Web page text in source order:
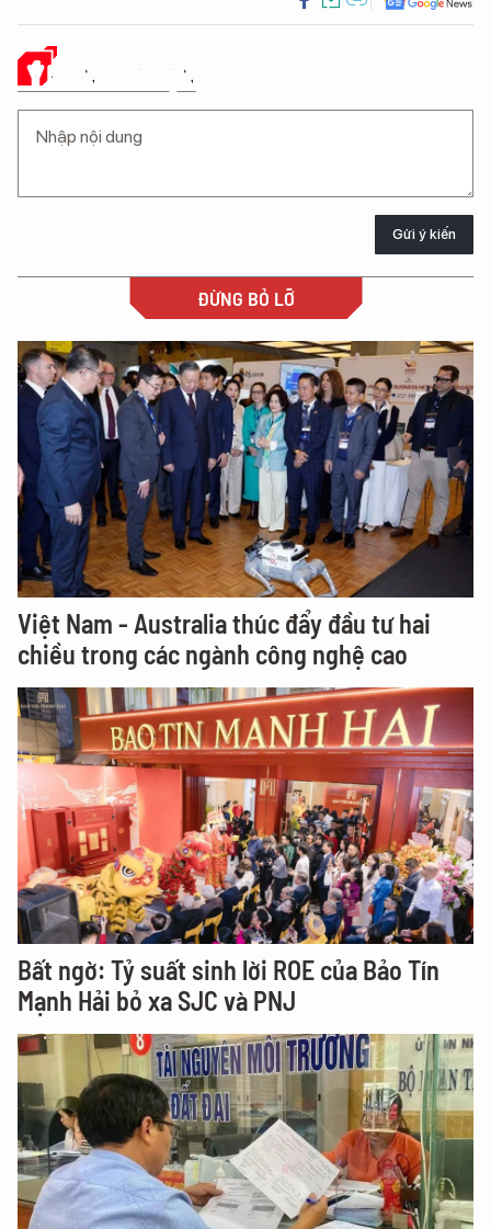
Ý KIẾN CỦA BẠN
Gửi ý kiến
ĐỪNG BỎ LỠ
Việt Nam - Australia thúc đẩy đầu tư hai
chiều trong các ngành công nghệ cao
Bất ngờ: Tỷ suất sinh lời ROE của Bảo Tín
Mạnh Hải bỏ xa SJC và PNJ